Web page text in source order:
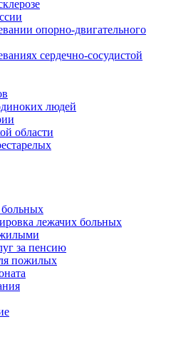
опорно-двигательного
сердечно-сосудистой
людей
области
больных
лежачих больных
за пенсию
пожилых